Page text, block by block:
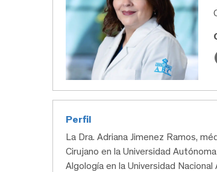
Perfil
La Dra. Adriana Jimenez Ramos,
Cirujano en la Universidad
Algología en la Universidad